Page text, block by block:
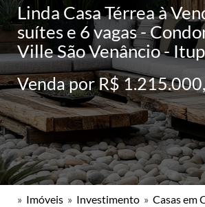
Linda Casa Térrea à
suítes e 6 vagas -
Ville São Venâncio -
Venda por R$
» Imóveis » Investimento » Casas em